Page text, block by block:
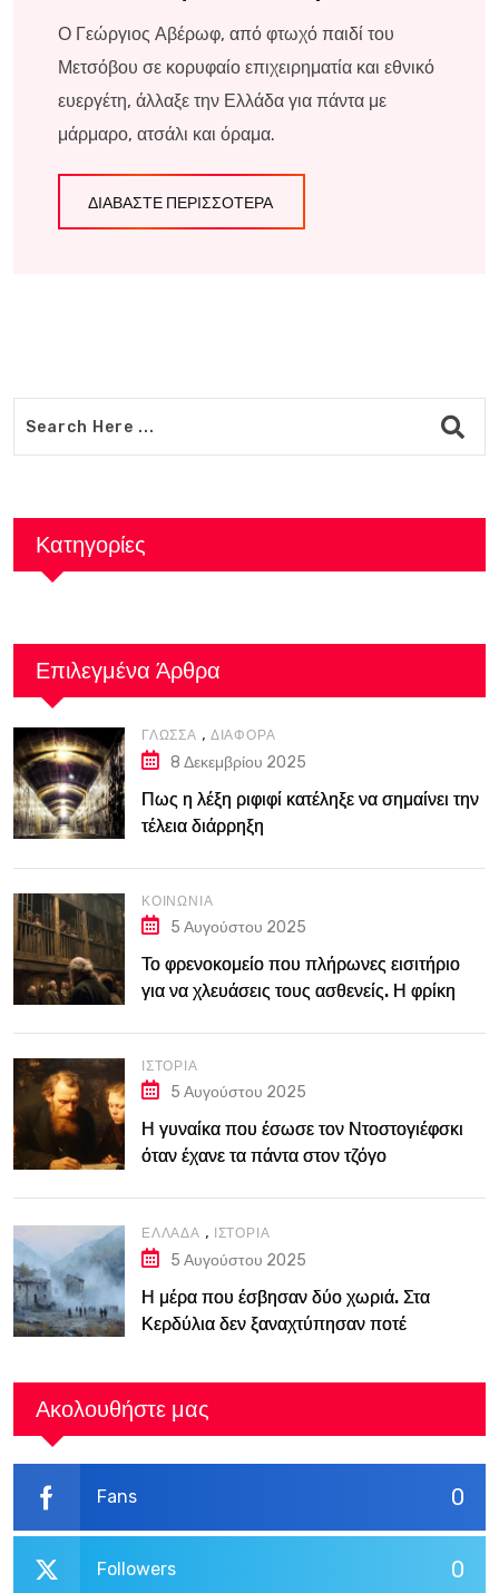
Ο Γεώργιος Αβέρωφ, από φτωχό παιδί του
Μετσόβου σε κορυφαίο επιχειρηματία και εθνικό
ευεργέτη, άλλαξε την Ελλάδα για πάντα με
μάρμαρο, ατσάλι και όραμα.
ΔΙΑΒΆΣΤΕ ΠΕΡΙΣΣΌΤΕΡΑ
Κατηγορίες
Επιλεγμένα Άρθρα
ΓΛΏΣΣΑ , ΔΙΆΦΟΡΑ
8 Δεκεμβρίου 2025
Πως η λέξη ριφιφί κατέληξε να σημαίνει την
τέλεια διάρρηξη
ΚΟΙΝΩΝΊΑ
5 Αυγούστου 2025
Το φρενοκομείο που πλήρωνες εισιτήριο
για να χλευάσεις τους ασθενείς. Η φρίκη
ΙΣΤΟΡΊΑ
5 Αυγούστου 2025
Η γυναίκα που έσωσε τον Ντοστογιέφσκι
όταν έχανε τα πάντα στον τζόγο
ΕΛΛΆΔΑ , ΙΣΤΟΡΊΑ
5 Αυγούστου 2025
Η μέρα που έσβησαν δύο χωριά. Στα
Κερδύλια δεν ξαναχτύπησαν ποτέ
Ακολουθήστε μας
0
Fans
0
Followers